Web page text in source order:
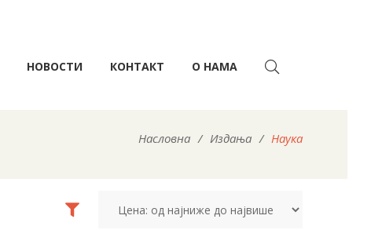
НОВОСТИ КОНТАКТ О НАМА
Насловна / Издања / Наука